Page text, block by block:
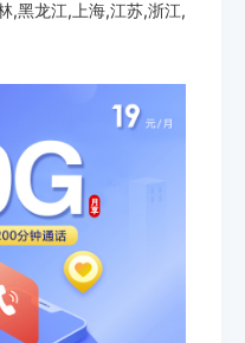
,黑龙江,上海,江苏,浙江,